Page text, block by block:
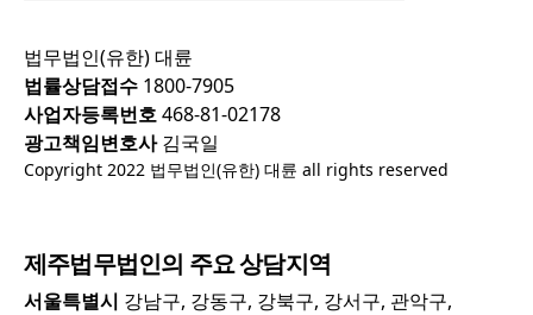
법무법인(유한) 대륜
법률상담접수 1800-7905
사업자등록번호468-81-02178
광고책임변호사김국일
Copyright 2022 법무법인(유한) 대륜 all rights reserved
제주법무법인의 주요 상담지역
서울특별시 강남구, 강동구, 강북구, 강서구, 관악구,